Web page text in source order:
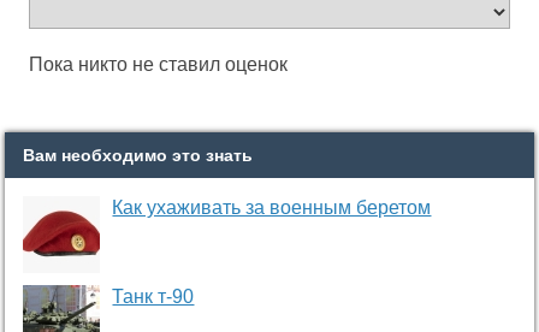
Пока никто не ставил оценок
Вам необходимо это знать
Как ухаживать за военным беретом
Танк т-90